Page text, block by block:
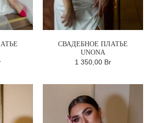
СВАДЕБНОЕ ПЛАТЬЕ
UNONA
1 350,00 Br